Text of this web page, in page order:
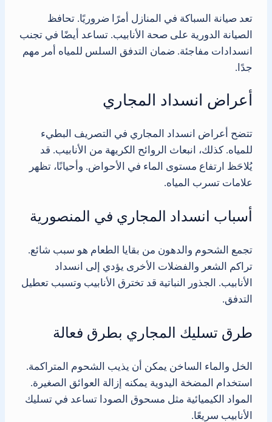
تعد صيانة السباكة في المنازل أمرًا ضروريًا. تحافظ
الصيانة الدورية على صحة الأنابيب. تساعد أيضًا في تجنب
انسدادات مفاجئة. ضمان التدفق السلس للمياه أمر مهم
جدًا.
أعراض انسداد المجاري
تتضح أعراض انسداد المجاري في التصريف البطيء
للمياه. كذلك، انبعاث الروائح الكريهة من الأنابيب. قد
يُلاحَظ ارتفاع مستوى الماء في الأحواض. وأحيانًا، تظهر
علامات تسرب المياه.
أسباب انسداد المجاري في المنصورية
تجمع الشحوم والدهون من بقايا الطعام هو سبب شائع.
تراكم الشعر والفضلات الأخرى يؤدي إلى انسداد
الأنابيب. الجذور النباتية قد تخترق الأنابيب وتسبب تعطيل
التدفق.
طرق تسليك المجاري بطرق فعالة
الخل والماء الساخن يمكن أن يذيب الشحوم المتراكمة.
استخدام المضخة اليدوية يمكنه إزالة العوائق الصغيرة.
المواد الكيميائية مثل مسحوق الصودا تساعد في تسليك
الأنابيب سريعًا.